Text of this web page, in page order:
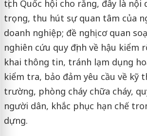
tịch Quốc hội cho rằng, đây là nội
trọng, thu hút sự quan tâm của
doanh nghiệp; đề nghị cơ quan
nghiên cứu quy định về hậu kiểm
khai thông tin, tránh lạm dụng
kiểm tra, bảo đảm yêu cầu về kỹ
trường, phòng cháy chữa cháy,
người dân, khắc phục hạn chế
dựng.